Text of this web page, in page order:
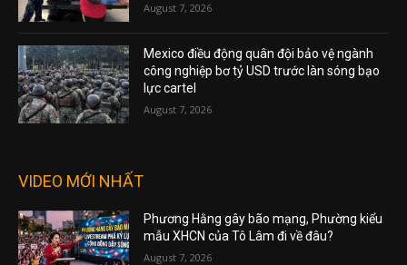
August 7, 2026
Mexico điều động quân đội bảo vệ ngành
công nghiệp bơ tỷ USD trước làn sóng bạo
lực cartel
August 7, 2026
VIDEO MỚI NHẤT
Phương Hằng gây bão mạng, Phường kiểu
mẫu XHCN của Tô Lâm đi về đâu?
August 7, 2026